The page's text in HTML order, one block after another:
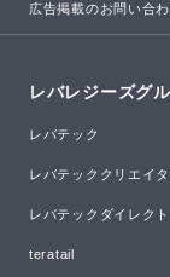
広告掲載のお問い合
レバレジーズグ
レバテック
レバテッククリエイ
レバテックダイレクト
teratail